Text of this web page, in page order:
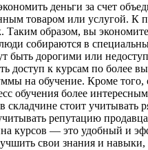
деньги за счет
товаром или услугой.
Таким образом, вы
собираются в
быть дорогими или
доступ к курсам по более
на обучение. Кроме
обучения более
складчине стоит
репутацию
курсов — это удобный и
свои знания и